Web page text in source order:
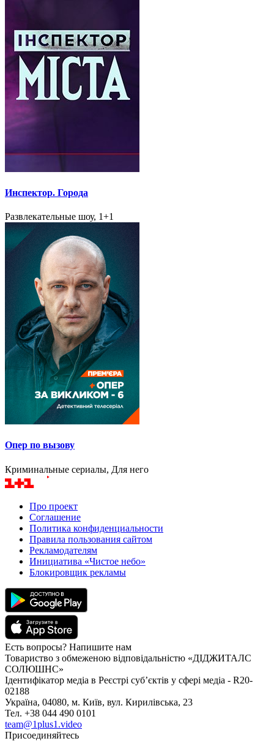
Инспектор. Города
Развлекательные шоу, 1+1
Опер по вызову
Криминальные сериалы, Для него
Про проект
Соглашение
Политика конфиденциальности
Правила пользования сайтом
Рекламодателям
Инициатива «Чистое небо»
Блокировщик рекламы
Есть вопросы? Напишите нам
Товариство з обмеженою відповідальністю «ДІДЖИТАЛС
СОЛЮШНС»
Ідентифікатор медіа в Реєстрі суб’єктів у сфері медіа - R20-
02188
Україна, 04080, м. Київ, вул. Кирилівська, 23
Тел. +38 044 490 0101
team@1plus1.video
Присоединяйтесь